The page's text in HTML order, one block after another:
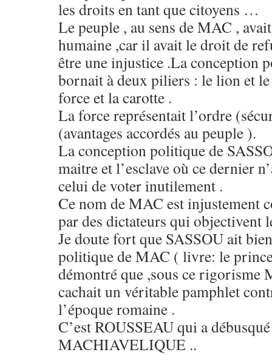
les droits en tant que citoyens …
Le peuple , au sens de MAC ,
humaine ,car il avait le droit de
être une injustice .La conception
bornait à deux piliers : le lion et le
force et la carotte .
La force représentait l’ordre
(avantages accordés au peuple ).
La conception politique de
maitre et l’esclave où ce dernier
celui de voter inutilement .
Ce nom de MAC est injustement
par des dictateurs qui objectivent
Je doute fort que SASSOU ait
politique de MAC ( livre: le
démontré que ,sous ce rigorisme
cachait un véritable pamphlet
l’époque romaine .
C’est ROUSSEAU qui a
MACHIAVELIQUE ..